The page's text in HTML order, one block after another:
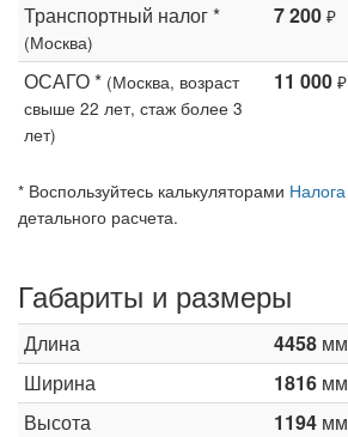
Транспортный налог *
(Москва)
7 200 ₽
ОСАГО * (Москва, возраст
свыше 22 лет, стаж более 3
лет)
11 000 ₽
* Воспользуйтесь калькуляторами Налога
детального расчета.
Габариты и размеры
Длина 4458 мм
Ширина
1816 мм
Высота
1194 мм